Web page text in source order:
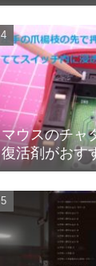
マウスのチャ
復活剤がおす